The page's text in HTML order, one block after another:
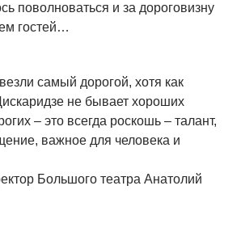
поволноваться и за дороговизну
гостей…
самый дорогой, хотя как
не бывает хороших
– это всегда роскошь – талант,
важное для человека и
Большого театра Анатолий